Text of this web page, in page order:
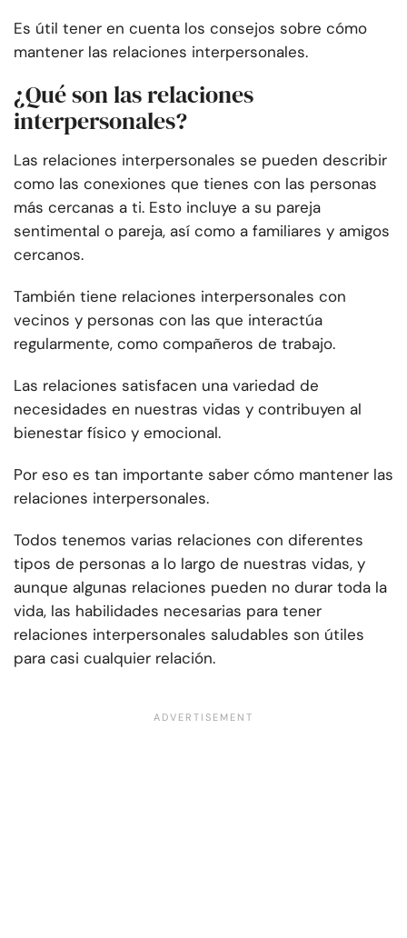
Es útil tener en cuenta los consejos sobre cómo
mantener las relaciones interpersonales.
¿Qué son las relaciones
interpersonales?
Las relaciones interpersonales se pueden describir
como las conexiones que tienes con las personas
más cercanas a ti. Esto incluye a su pareja
sentimental o pareja, así como a familiares y amigos
cercanos.
También tiene relaciones interpersonales con
vecinos y personas con las que interactúa
regularmente, como compañeros de trabajo.
Las relaciones satisfacen una variedad de
necesidades en nuestras vidas y contribuyen al
bienestar físico y emocional.
Por eso es tan importante saber cómo mantener las
relaciones interpersonales.
Todos tenemos varias relaciones con diferentes
tipos de personas a lo largo de nuestras vidas, y
aunque algunas relaciones pueden no durar toda la
vida, las habilidades necesarias para tener
relaciones interpersonales saludables son útiles
para casi cualquier relación.